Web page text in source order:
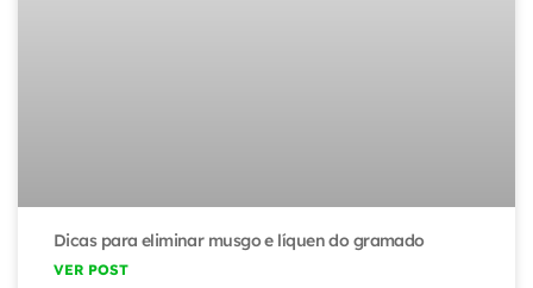
Dicas para eliminar musgo e líquen do gramado
VER POST